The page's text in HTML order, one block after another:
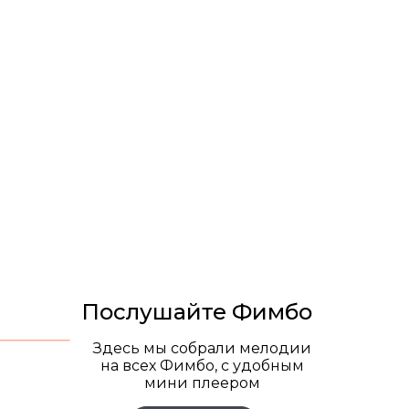
Послушайте Фимбо
Здесь мы собрали мелодии
на всех Фимбо, с удобным
мини плеером